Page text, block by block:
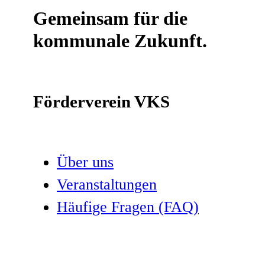
Gemeinsam für die
kommunale Zukunft.
Förderverein VKS
Über uns
Veranstaltungen
Häufige Fragen (FAQ)